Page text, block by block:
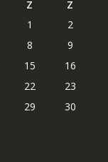
Z
Z
1
2
8
9
15
16
22
23
29
30